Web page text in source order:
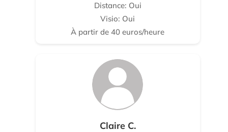
Distance: Oui
Visio: Oui
À partir de 40 euros/heure
Claire C.